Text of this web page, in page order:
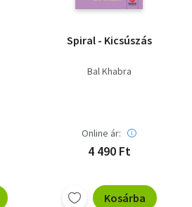
Spiral - Kicsúszás
Bal Khabra
Online ár:
4 490 Ft
Kosárba